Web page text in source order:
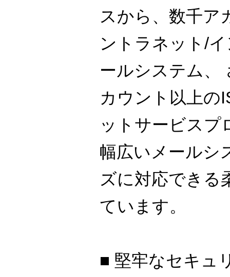
スから、数千ア
ントラネット/
ールシステム、
カウント以上の
ットサービスプ
幅広いメールシ
ズに対応できる
ています。
■ 堅牢なセキュ